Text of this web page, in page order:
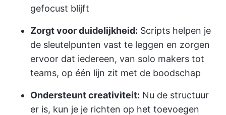
gefocust blijft
Zorgt voor duidelijkheid: Scripts helpen je
de sleutelpunten vast te leggen en zorgen
ervoor dat iedereen, van solo makers tot
teams, op één lijn zit met de boodschap
Ondersteunt creativiteit: Nu de structuur
er is, kun je je richten op het toevoegen